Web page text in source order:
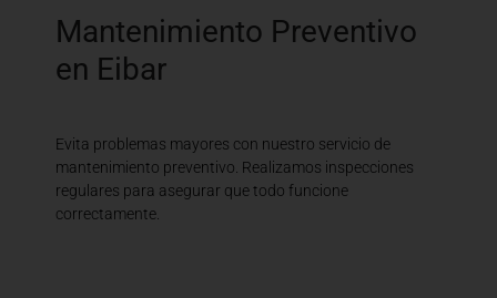
Mantenimiento Preventivo
en Eibar
Evita problemas mayores con nuestro servicio de
mantenimiento preventivo. Realizamos inspecciones
regulares para asegurar que todo funcione
correctamente.